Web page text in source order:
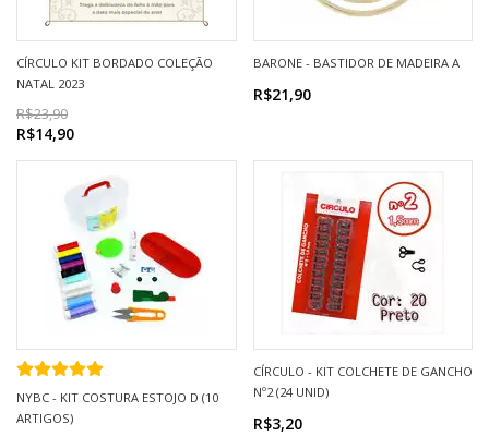
CÍRCULO KIT BORDADO COLEÇÃO
NATAL 2023
R$23,90
R$14,90
BARONE - BASTIDOR DE MADEIRA A
R$21,90
NYBC - KIT COSTURA ESTOJO D (10
ARTIGOS)
CÍRCULO - KIT COLCHETE DE GANCHO
Nº2 (24 UNID)
R$3,20